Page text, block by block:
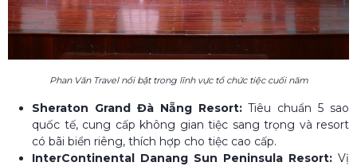
Phan Văn Travel nổi bật trong lĩnh vực tổ chức tiệc cuối năm
Sheraton Grand Đà Nẵng Resort:Tiêu chuẩn 5 sao
quốc tế, cung cấp không gian tiệc sang trọng và resort
có bãi biển riêng, thích hợp cho tiệc cao cấp.
InterContinental Danang Sun Peninsula Resort: Vị